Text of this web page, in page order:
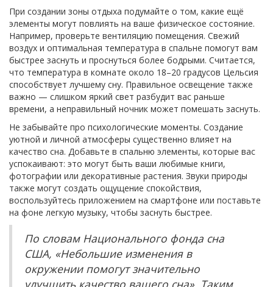
При создании зоны отдыха подумайте о том, какие ещё
элементы могут повлиять на ваше физическое состояние.
Например, проверьте вентиляцию помещения. Свежий
воздух и оптимальная температура в спальне помогут вам
быстрее заснуть и проснуться более бодрыми. Считается,
что температура в комнате около 18–20 градусов Цельсия
способствует лучшему сну. Правильное освещение также
важно — слишком яркий свет разбудит вас раньше
времени, а неправильный ночник может помешать заснуть.
Не забывайте про психологические моменты. Создание
уютной и личной атмосферы существенно влияет на
качество сна. Добавьте в спальню элементы, которые вас
успокаивают: это могут быть ваши любимые книги,
фотографии или декоративные растения. Звуки природы
также могут создать ощущение спокойствия,
воспользуйтесь приложением на смартфоне или поставьте
на фоне легкую музыку, чтобы заснуть быстрее.
По словам Национального фонда сна
США, «Небольшие изменения в
окружении помогут значительно